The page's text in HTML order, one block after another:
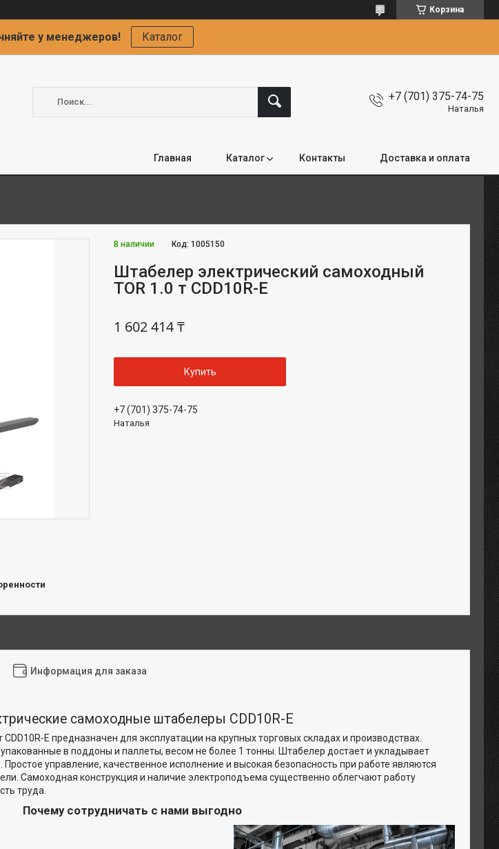
Корзина
у менеджеров! Каталог
+7 (701) 375-74-75
Наталья
Главная Каталог Контакты Доставка и оплата
В наличии Код:1005150
Штабелер электрический самоходный
TOR 1.0 т CDD10R-E
1 602 414 ₸
Купить
+7 (701) 375-74-75
Наталья
Информация для заказа
самоходные штабелеры CDD10R-E
E предназначен для эксплуатации на крупных торговых складах и производствах.
упакованные в поддоны и паллеты, весом не более 1 тонны. Штабелер достает и укладывает
управление, качественное исполнение и высокая безопасность при работе являются
Самоходная конструкция и наличие электроподъема существенно облегчают работу
труда.
Почему сотрудничать с нами выгодно